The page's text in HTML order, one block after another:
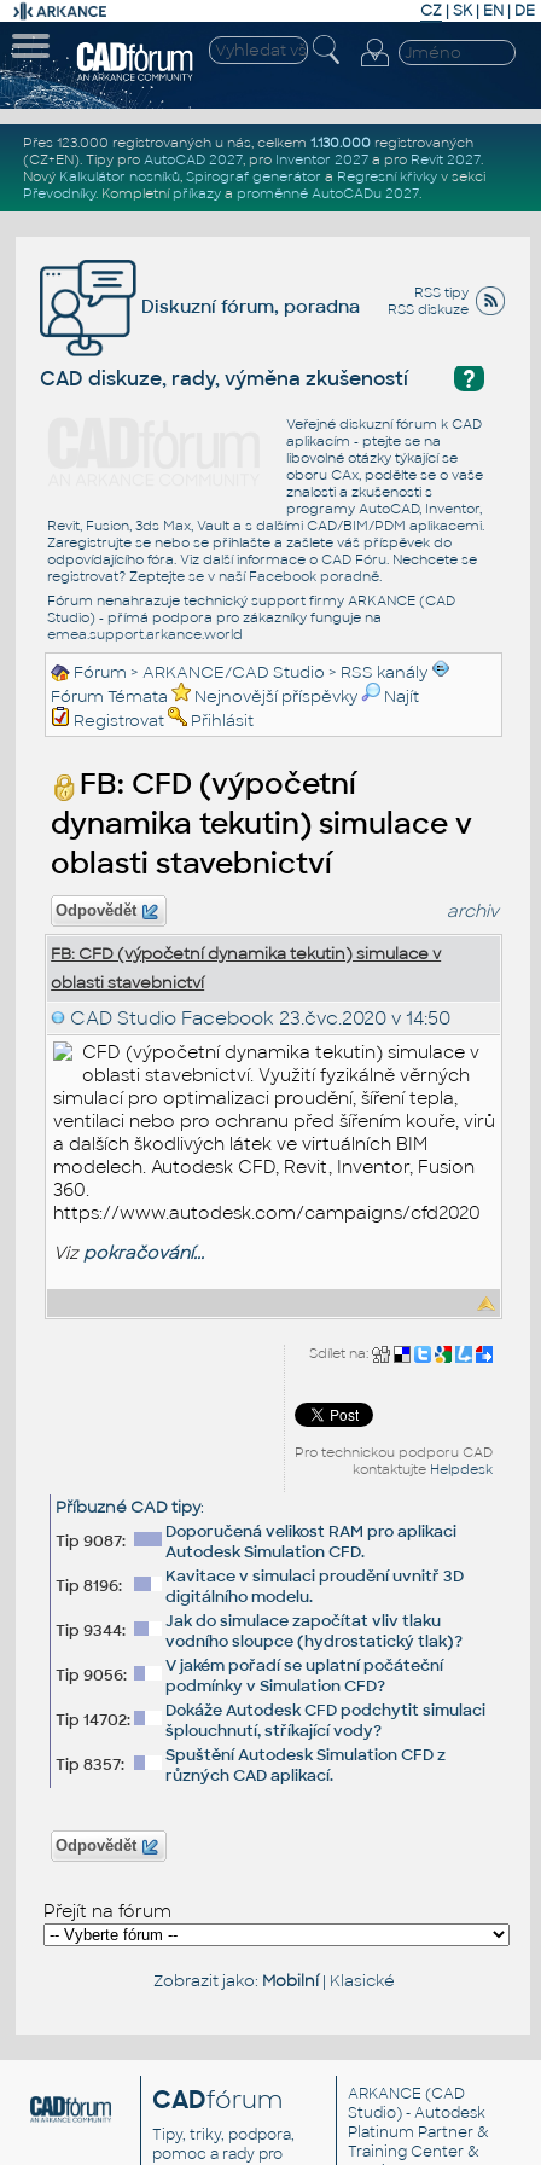
CZ | SK| EN | DE
Přes 123.000 registrovaných u nás, celkem 1.130.000registrovaných
(CZ+EN). Tipy pro AutoCAD 2027, pro Inventor 2027a pro Revit 2027.
Nový Kalkulátor nosníků, Spirograf generátor a Regresní křivkyv sekci
Převodníky. Kompletní příkazya proměnné AutoCADu 2027.
RSS tipy
RSS diskuze
Diskuzní fórum, poradna
?
CAD diskuze, rady, výměna zkušeností
Veřejné diskuzní fórum k CAD
aplikacím - ptejte se na
libovolné otázky týkající se
oboru CAx, podělte se o vaše
znalosti a zkušenosti s
programy AutoCAD, Inventor,
Revit, Fusion, 3ds Max, Vault a s dalšími CAD/BIM/PDM aplikacemi.
Zaregistrujte se nebo se přihlašte a zašlete váš příspěvek do
odpovídajícího fóra. Viz další informace o CAD Fóru. Nechcete se
registrovat? Zeptejte se v naší Facebook poradně.
Fórum nenahrazuje technický support firmy ARKANCE (CAD
Studio) - přímá podpora pro zákazníky funguje na
emea.support.arkance.world
Fórum >ARKANCE/CAD Studio > RSS kanály
Fórum Témata
Nejnovější příspěvky
Najít
Registrovat
Přihlásit
FB: CFD (výpočetní
dynamika tekutin) simulace v
oblasti stavebnictví
Odpovědět archiv
FB: CFD (výpočetní dynamika tekutin) simulace v
oblasti stavebnictví
CAD Studio Facebook 23.čvc.2020 v 14:50
CFD (výpočetní dynamika tekutin) simulace v
oblasti stavebnictví. Využití fyzikálně věrných
simulací pro optimalizaci proudění, šíření tepla,
ventilaci nebo pro ochranu před šířením kouře, virů
a dalších škodlivých látek ve virtuálních BIM
modelech. Autodesk CFD, Revit, Inventor, Fusion
360.
https://www.autodesk.com/campaigns/cfd2020
Viz pokračování...
Sdílet na:
Pro technickou podporu CAD
kontaktujte Helpdesk
Příbuzné CAD tipy:
Tip 9087:
Doporučená velikost RAM pro aplikaci
Autodesk Simulation CFD.
Tip 8196:
Kavitace v simulaci proudění uvnitř 3D
digitálního modelu.
Tip 9344:
Jak do simulace započítat vliv tlaku
vodního sloupce (hydrostatický tlak)?
Tip 9056:
V jakém pořadí se uplatní počáteční
podmínky v Simulation CFD?
Tip 14702:
Dokáže Autodesk CFD podchytit simulaci
šplouchnutí, stříkající vody?
Tip 8357:
Spuštění Autodesk Simulation CFD z
různých CAD aplikací.
Odpovědět
Přejít na fórum
Zobrazit jako: Mobilní| Klasické
CADfórum
Tipy, triky, podpora,
pomoc a rady pro
ARKANCE (CAD
Studio) - Autodesk
Platinum Partner &
Training Center &